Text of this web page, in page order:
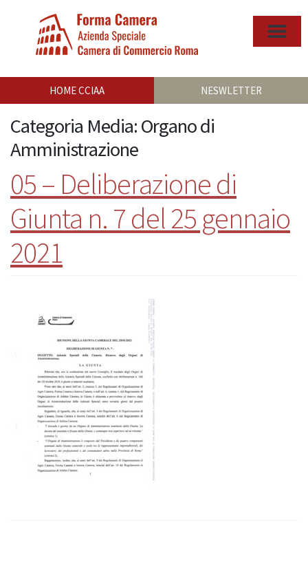
HOME CCIAA NESWLETTER
Categoria Media:Organo di
Amministrazione
05 – Deliberazione di
Giunta n. 7 del 25 gennaio
2021